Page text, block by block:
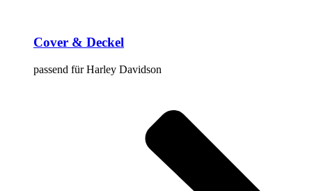
Cover & Deckel
passend für Harley Davidson